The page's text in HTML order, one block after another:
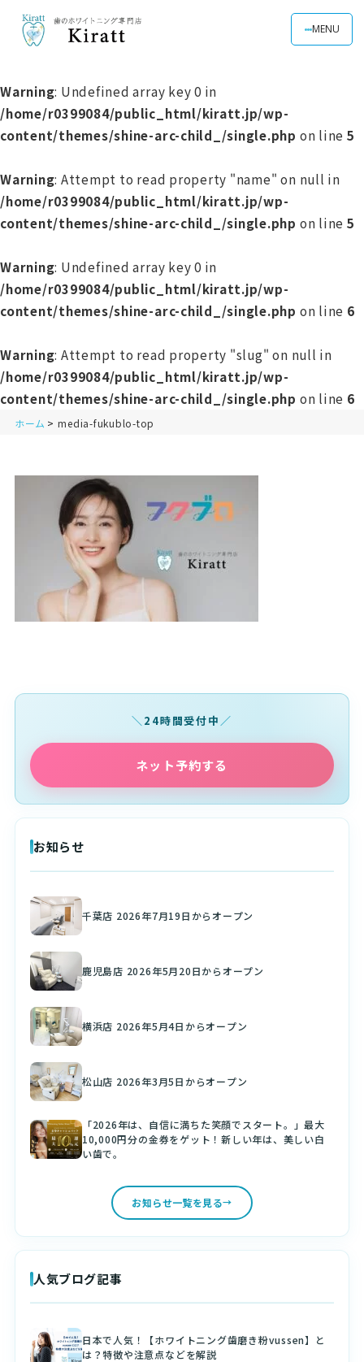
MENU
Warning: Undefined array key 0 in
/home/r0399084/public_html/kiratt.jp/wp-
content/themes/shine-arc-child_/single.php on line 5
Warning: Attempt to read property "name" on null in
/home/r0399084/public_html/kiratt.jp/wp-
content/themes/shine-arc-child_/single.php on line 5
Warning: Undefined array key 0 in
/home/r0399084/public_html/kiratt.jp/wp-
content/themes/shine-arc-child_/single.php on line 6
Warning: Attempt to read property "slug" on null in
/home/r0399084/public_html/kiratt.jp/wp-
content/themes/shine-arc-child_/single.php on line 6
ホーム media-fukublo-top
24時間受付中
ネット予約する
お知らせ
千葉店 2026年7月19日からオープン
鹿児島店 2026年5月20日からオープン
横浜店 2026年5月4日からオープン
松山店 2026年3月5日からオープン
「2026年は、自信に満ちた笑顔でスタート。」最大
10,000円分の金券をゲット！新しい年は、美しい白
い歯で。
お知らせ一覧を見る
人気ブログ記事
日本で人気！【ホワイトニング歯磨き粉vussen】と
は？特徴や注意点などを解説